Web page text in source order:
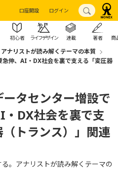
口座開設 ログイン
初心者 ライフデザイン 連載 著者 商
ナリストが読み解くテーマの本質
急伸、AI・DX社会を裏で支える「変圧器
ータセンター増設で
DX社会を裏で支
トランス）」関連
。アナリストが読み解くテーマの